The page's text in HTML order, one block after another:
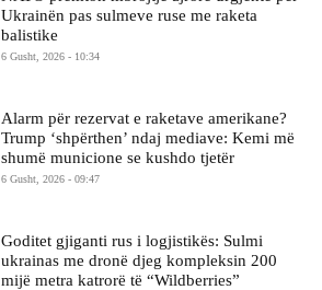
Ukrainën pas sulmeve ruse me raketa
balistike
6 Gusht, 2026 - 10:34
Alarm për rezervat e raketave amerikane?
Trump ‘shpërthen’ ndaj mediave: Kemi më
shumë municione se kushdo tjetër
6 Gusht, 2026 - 09:47
Goditet gjiganti rus i logjistikës: Sulmi
ukrainas me dronë djeg kompleksin 200
mijë metra katrorë të “Wildberries”